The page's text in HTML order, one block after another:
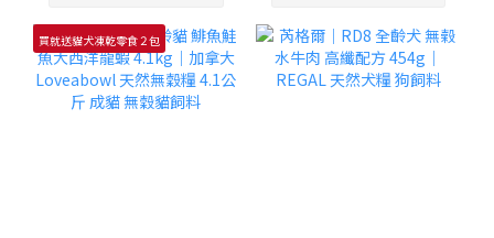
買就送貓犬凍乾零食２包